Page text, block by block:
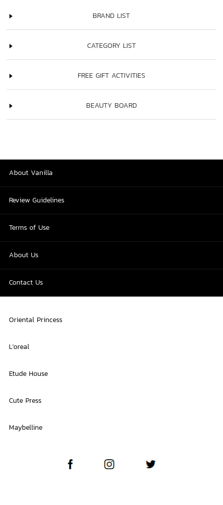
BRAND LIST
CATEGORY LIST
FREE GIFT ACTIVITIES
BEAUTY BOARD
About Vanilla
Review Guidelines
Terms of Use
About Us
Contact Us
Oriental Princess
L'oreal
Etude House
Cute Press
Maybelline